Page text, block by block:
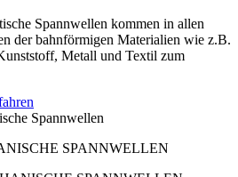
Spannwellen kommen in allen
der bahnförmigen Materialien wie z.B.
Metall und Textil zum
Spannwellen
SPANNWELLEN